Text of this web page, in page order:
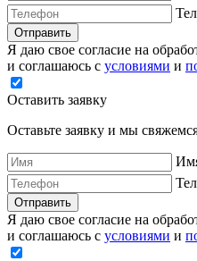
Отправить
Я даю свое согласие на
и соглашаюсь с условиями и
Оставить заявку
Оставьте заявку и мы
Отправить
Я даю свое согласие на
и соглашаюсь с условиями и